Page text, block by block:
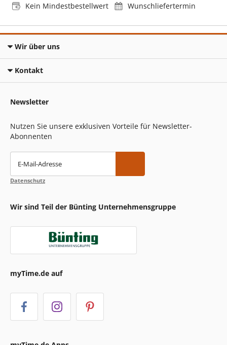
Kein Mindestbestellwert
Wunschliefertermin
Wir über uns
Kontakt
Newsletter
Nutzen Sie unsere exklusiven Vorteile für Newsletter-
Abonnenten
E-Mail-Adresse
Datenschutz
Wir sind Teil der Bünting Unternehmensgruppe
myTime.de auf